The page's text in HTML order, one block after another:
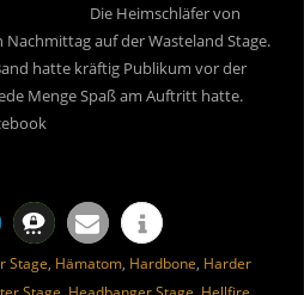
Die Heimschläfer von
auf der Wasteland Stage.
hatte kräftig Publikum vor der
Menge Spaß am Auftritt hatte.
Stage, Hämatom, Hardbone, Harder